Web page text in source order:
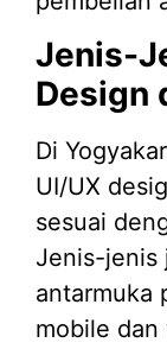
Jenis-
Design
Di
UI/UX
sesuai
Jenis-jenis
antarmuka
mobile